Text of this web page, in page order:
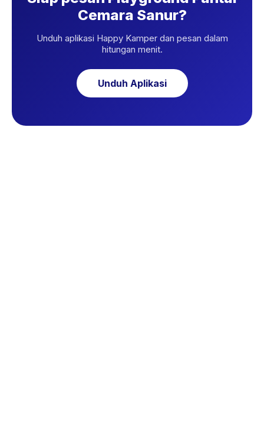
Cemara Sanur?
Unduh aplikasi Happy Kamper dan pesan dalam
hitungan menit.
Unduh Aplikasi